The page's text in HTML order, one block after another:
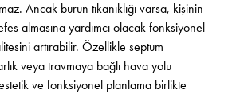
Ancak burun tıkanıklığı varsa, kişinin
almasına yardımcı olacak fonksiyonel
artırabilir. Özellikle septum
veya travmaya bağlı hava yolu
ve fonksiyonel planlama birlikte